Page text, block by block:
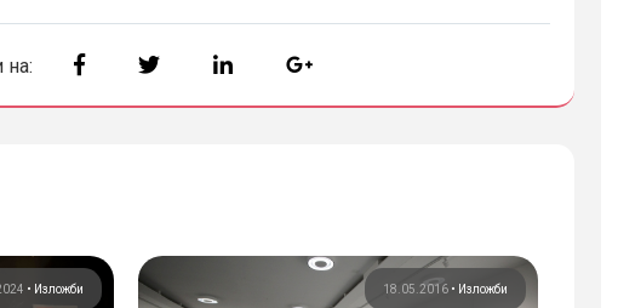
на:
• Изложби 18.05.2016 • Изложби